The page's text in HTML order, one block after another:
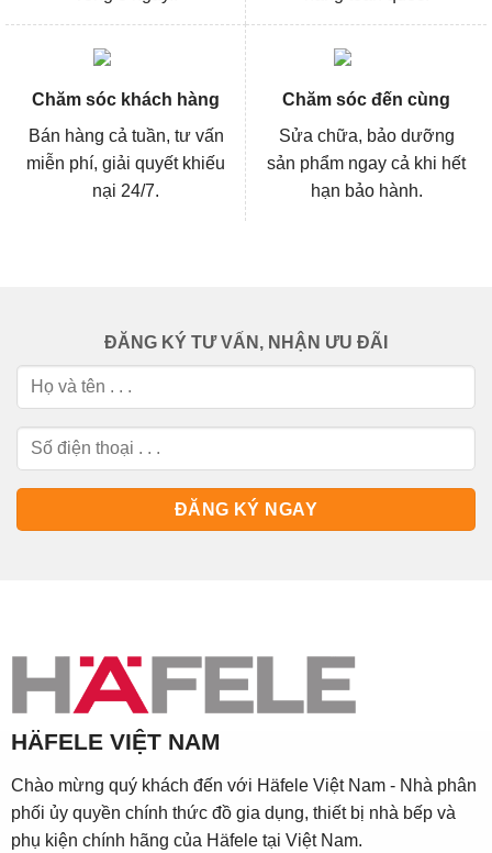
Chăm sóc khách hàng
Bán hàng cả tuần, tư vấn
miễn phí, giải quyết khiếu
nại 24/7.
Chăm sóc đến cùng
Sửa chữa, bảo dưỡng
sản phẩm ngay cả khi hết
hạn bảo hành.
ĐĂNG KÝ TƯ VẤN, NHẬN ƯU ĐÃI
HÄFELE VIỆT NAM
Chào mừng quý khách đến với Häfele Việt Nam - Nhà phân
phối ủy quyền chính thức đồ gia dụng, thiết bị nhà bếp và
phụ kiện chính hãng của Häfele tại Việt Nam.